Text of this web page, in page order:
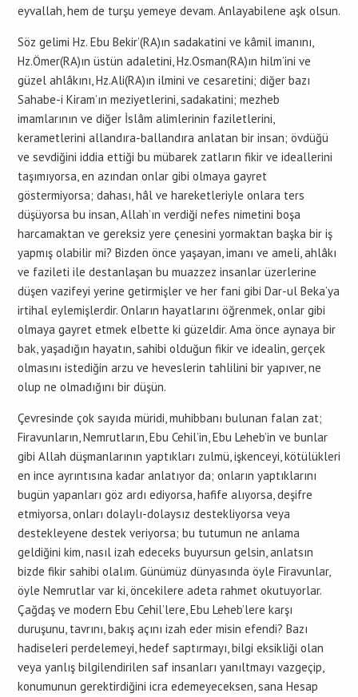
eyvallah, hem de turşu yemeye devam. Anlayabilene aşk olsun.
Söz gelimi Hz. Ebu Bekir’(RA)ın sadakatini ve kâmil imanını,
Hz.Ömer(RA)ın üstün adaletini, Hz.Osman(RA)ın hilm’ini ve
güzel ahlâkını, Hz.Ali(RA)ın ilmini ve cesaretini; diğer bazı
Sahabe-i Kiram’ın meziyetlerini, sadakatini; mezheb
imamlarının ve diğer İslâm alimlerinin faziletlerini,
kerametlerini allandıra-ballandıra anlatan bir insan; övdüğü
ve sevdiğini iddia ettiği bu mübarek zatların fikir ve ideallerini
taşımıyorsa, en azından onlar gibi olmaya gayret
göstermiyorsa; dahası, hâl ve hareketleriyle onlara ters
düşüyorsa bu insan, Allah’ın verdiği nefes nimetini boşa
harcamaktan ve gereksiz yere çenesini yormaktan başka bir iş
yapmış olabilir mi? Bizden önce yaşayan, imanı ve ameli, ahlâkı
ve fazileti ile destanlaşan bu muazzez insanlar üzerlerine
düşen vazifeyi yerine getirmişler ve her fani gibi Dar-ul Beka’ya
irtihal eylemişlerdir. Onların hayatlarını öğrenmek, onlar gibi
olmaya gayret etmek elbette ki güzeldir. Ama önce aynaya bir
bak, yaşadığın hayatın, sahibi olduğun fikir ve idealin, gerçek
olmasını istediğin arzu ve heveslerin tahlilini bir yapıver, ne
olup ne olmadığını bir düşün.
Çevresinde çok sayıda müridi, muhibbanı bulunan falan zat;
Firavunların, Nemrutların, Ebu Cehil’in, Ebu Leheb’in ve bunlar
gibi Allah düşmanlarının yaptıkları zulmü, işkenceyi, kötülükleri
en ince ayrıntısına kadar anlatıyor da; onların yaptıklarını
bugün yapanları göz ardı ediyorsa, hafife alıyorsa, deşifre
etmiyorsa, onları dolaylı-dolaysız destekliyorsa veya
destekleyene destek veriyorsa; bu tutumun ne anlama
geldiğini kim, nasıl izah edeceks buyursun gelsin, anlatsın
bizde fikir sahibi olalım. Günümüz dünyasında öyle Firavunlar,
öyle Nemrutlar var ki, öncekilere adeta rahmet okutuyorlar.
Çağdaş ve modern Ebu Cehil’lere, Ebu Leheb’lere karşı
duruşunu, tavrını, bakış açını izah eder misin efendi? Bazı
hadiseleri perdelemeyi, hedef saptırmayı, bilgi eksikliği olan
veya yanlış bilgilendirilen saf insanları yanıltmayı vazgeçip,
konumunun gerektirdiğini icra edemeyeceksen, sana Hesap